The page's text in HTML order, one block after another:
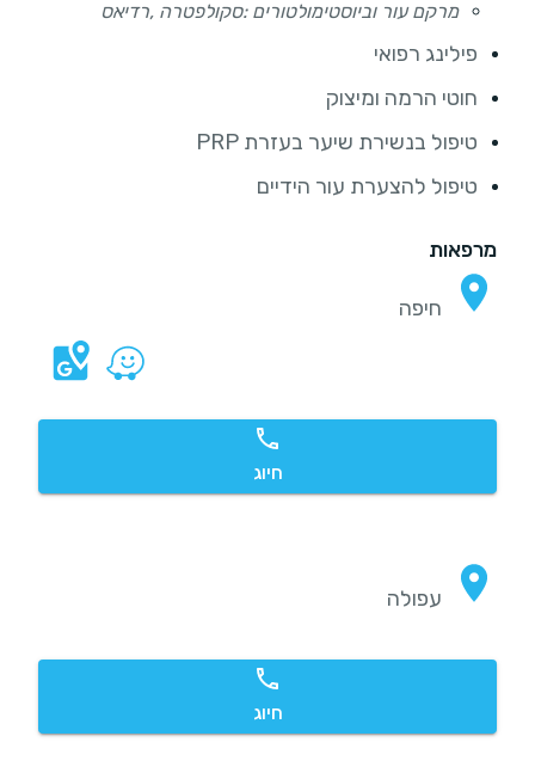
מרקם עור וביוסטימולטורים :סקולפטרה ,רדיאס
פילינג רפואי
חוטי הרמה ומיצוק
טיפול בנשירת שיער בעזרת PRP
טיפול ל‏הצערת ‏עור הידיים
מרפאות
חיפה
חיוג
עפולה
חיוג